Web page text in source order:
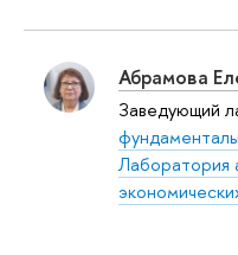
Абрамова
Заведующий
Лаборатория